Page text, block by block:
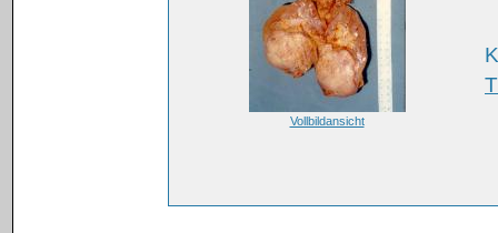
Vollbildansicht